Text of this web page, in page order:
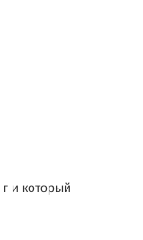
и который